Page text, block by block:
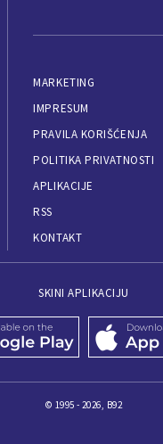
MARKETING
IMPRESUM
PRAVILA KORIŠĆENJA
POLITIKA PRIVATNOSTI
APLIKACIJE
RSS
KONTAKT
SKINI APLIKACIJU
© 1995 - 2026, B92